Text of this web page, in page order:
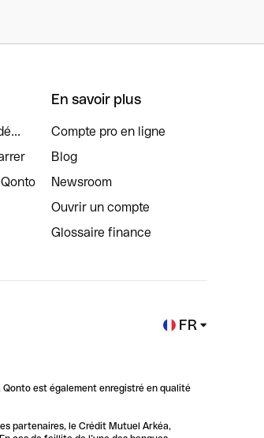
En savoir plus
Compte pro en ligne
Blog
Newsroom
Ouvrir un compte
Glossaire finance
FR
est également enregistré en qualité
partenaires, le Crédit Mutuel Arkéa,